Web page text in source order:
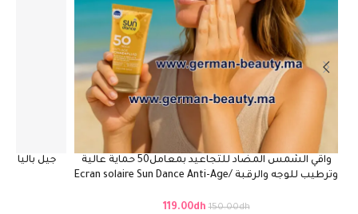
واقي الشمس المضاد للتجاعيد بمعامل50 حماية عالية
وترطيب للوجه والرقبة /Ecran solaire Sun Dance Anti-Age
150.00dh
119.00dh